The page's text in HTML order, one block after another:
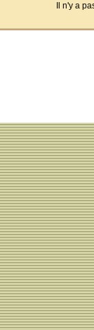
Il n'y a